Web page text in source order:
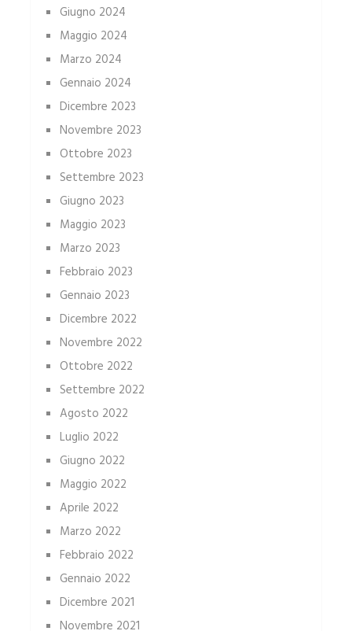
Giugno 2024
Maggio 2024
Marzo 2024
Gennaio 2024
Dicembre 2023
Novembre 2023
Ottobre 2023
Settembre 2023
Giugno 2023
Maggio 2023
Marzo 2023
Febbraio 2023
Gennaio 2023
Dicembre 2022
Novembre 2022
Ottobre 2022
Settembre 2022
Agosto 2022
Luglio 2022
Giugno 2022
Maggio 2022
Aprile 2022
Marzo 2022
Febbraio 2022
Gennaio 2022
Dicembre 2021
Novembre 2021